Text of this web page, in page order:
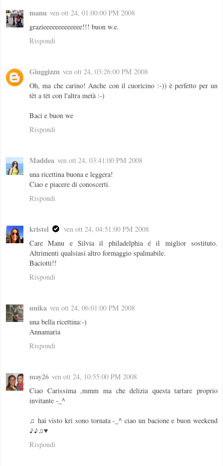
manu ven ott 24, 01:00:00 PM 2008
grazieeeeeeeeeeeee!!! buon w.e.
Rispondi
Giuggizzu ven ott 24, 03:26:00 PM 2008
Oh, ma che carino! Anche con il cuoricino :-)) è perfetto per un
tèt a tèt con l'altra metà :-)
Baci e buon we
Rispondi
Maddea ven ott 24, 03:41:00 PM 2008
una ricettina buona e leggera!
Ciao e piacere di conoscerti.
Rispondi
kristel
ven ott 24, 04:51:00 PM 2008
Care Manu e Silvia il philadelphia é il miglior sostituto.
Altrimenti qualsiasi altro formaggio spalmabile.
Baciotti!!
Rispondi
unika ven ott 24, 06:01:00 PM 2008
una bella ricettina:-)
Annamaria
Rispondi
may26 ven ott 24, 10:55:00 PM 2008
Ciao Carissima ,mmm ma che delizia questa tartare proprio
invitante -_^
♫ hai visto kri sono tornata -_^ ciao un bacione e buon weekend
♪♪♫♥
Rispondi